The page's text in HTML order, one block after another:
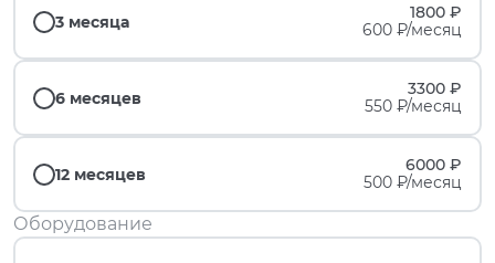
3 месяца
1800 ₽
600 ₽/месяц
6 месяцев
3300 ₽
550 ₽/месяц
12 месяцев
6000 ₽
500 ₽/месяц
Оборудование